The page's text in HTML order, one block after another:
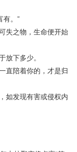
有。”
失之物，生命便开始
放下多少。
直陪着你的，才是归
如发现有害或侵权内